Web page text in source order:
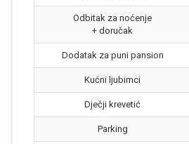
Odbitak za noćenje
+ doručak
Dodatak za puni pansion
Kućni ljubimci
Dječji krevetić
Parking